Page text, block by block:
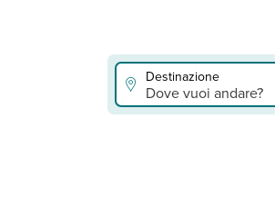
Destinazione
Dove vuoi andare?